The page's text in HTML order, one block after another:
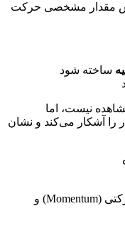
مقدار مشخصی حرکت
ساخته شود
نیست، اما
را آشکار می‌کند و نشان
این داده برای بسیاری از استراتژی‌های حرکتی (Momentum) و